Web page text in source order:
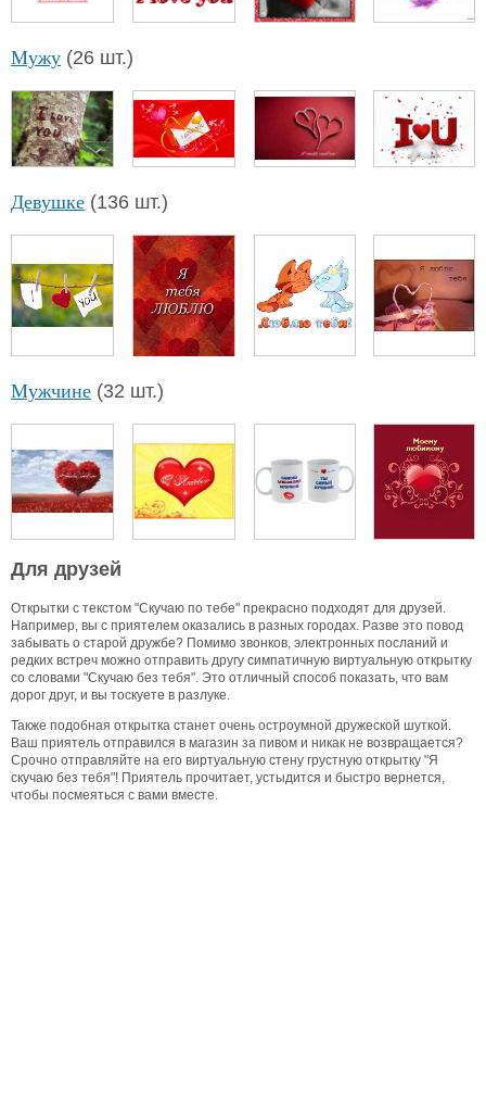
Мужу (26 шт.)
Девушке (136 шт.)
Мужчине (32 шт.)
Для друзей
Открытки с текстом "Скучаю по тебе" прекрасно подходят для друзей.
Например, вы с приятелем оказались в разных городах. Разве это повод
забывать о старой дружбе? Помимо звонков, электронных посланий и
редких встреч можно отправить другу симпатичную виртуальную открытку
со словами "Скучаю без тебя". Это отличный способ показать, что вам
дорог друг, и вы тоскуете в разлуке.
Также подобная открытка станет очень остроумной дружеской шуткой.
Ваш приятель отправился в магазин за пивом и никак не возвращается?
Срочно отправляйте на его виртуальную стену грустную открытку "Я
скучаю без тебя"! Приятель прочитает, устыдится и быстро вернется,
чтобы посмеяться с вами вместе.